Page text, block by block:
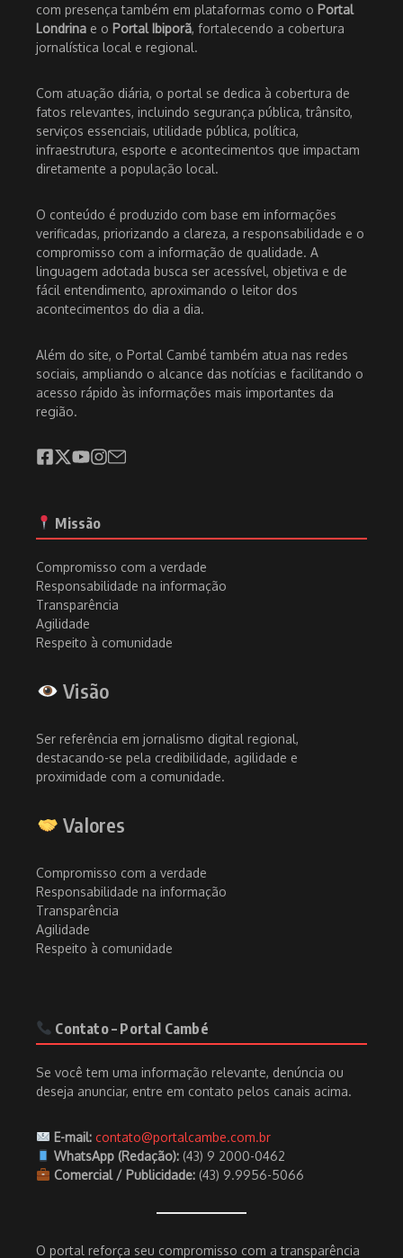
com presença também em plataformas como o Portal
Londrina e o Portal Ibiporã, fortalecendo a cobertura
jornalística local e regional.
Com atuação diária, o portal se dedica à cobertura de
fatos relevantes, incluindo segurança pública, trânsito,
serviços essenciais, utilidade pública, política,
infraestrutura, esporte e acontecimentos que impactam
diretamente a população local.
O conteúdo é produzido com base em informações
verificadas, priorizando a clareza, a responsabilidade e o
compromisso com a informação de qualidade. A
linguagem adotada busca ser acessível, objetiva e de
fácil entendimento, aproximando o leitor dos
acontecimentos do dia a dia.
Além do site, o Portal Cambé também atua nas redes
sociais, ampliando o alcance das notícias e facilitando o
acesso rápido às informações mais importantes da
região.
Missão
Compromisso com a verdade
Responsabilidade na informação
Transparência
Agilidade
Respeito à comunidade
Visão
Ser referência em jornalismo digital regional,
destacando-se pela credibilidade, agilidade e
proximidade com a comunidade.
Valores
Compromisso com a verdade
Responsabilidade na informação
Transparência
Agilidade
Respeito à comunidade
Contato – Portal Cambé
Se você tem uma informação relevante, denúncia ou
deseja anunciar, entre em contato pelos canais acima.
E-mail: contato@portalcambe.com.br
WhatsApp (Redação):(43) 9 2000-0462
Comercial / Publicidade:(43) 9.9956-5066
O portal reforça seu compromisso com a transparência